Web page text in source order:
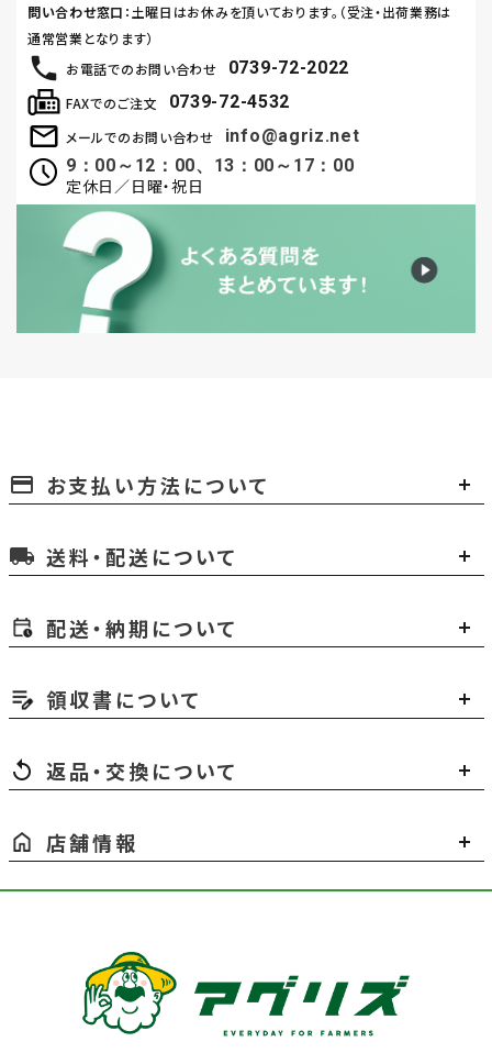
お電話でのお問い合わせ 0739-72-2022
メールでのお問い合わせ
info@agriz.net
9：00～12：00、13：00～17：00
定休日／日曜・祝日
FAXでのご注文 0739-72-4532
問い合わせ窓口 ：土曜日はお休みを頂いております。（受注・出荷業務は
通常営業となります）
payment お支払い方法について
local_shipping 送料・配送について
配送・納期について
領収書について
返品・交換について
店舗情報